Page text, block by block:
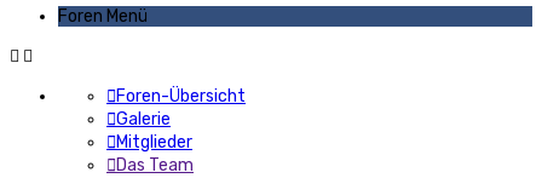
Foren Menü
Foren-Übersicht
Galerie
Mitglieder
Das Team